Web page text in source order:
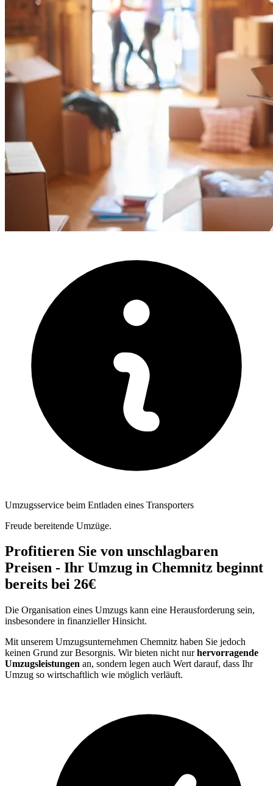
Umzugsservice beim Entladen eines Transporters
Freude bereitende Umzüge.
Profitieren Sie von unschlagbaren
Preisen - Ihr Umzug in Chemnitz beginnt
bereits bei 26€
Die Organisation eines Umzugs kann eine Herausforderung sein,
insbesondere in finanzieller Hinsicht.
Mit unserem Umzugsunternehmen Chemnitz haben Sie jedoch
keinen Grund zur Besorgnis. Wir bieten nicht nurhervorragende
Umzugsleistungen an, sondern legen auch Wert darauf, dass Ihr
Umzug so wirtschaftlich wie möglich verläuft.